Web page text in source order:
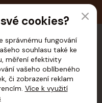
CZK
cookies?
správnému fungování
souhlasu také ke
měření efektivity
vašeho oblíbeného
či zobrazení reklam
Více k využití